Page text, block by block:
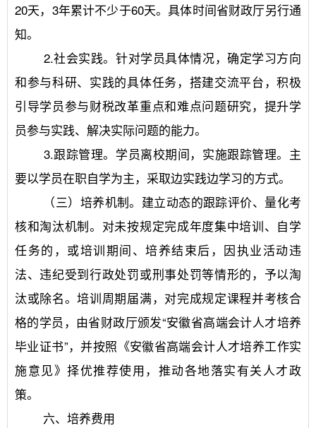
20天，3年累计不少于60天。具体时间省财政厅另行通
知。
和参与科研、实践的具体任务，搭建交流平台，积极
引导学员参与财税改革重点和难点问题研究，提升学
员参与实践、解决实际问题的能力。
要以学员在职自学为主，采取边实践边学习的方式。
核和淘汰机制。对未按规定完成年度集中培训、自学
任务的，或培训期间、培养结束后，因执业活动违
法、违纪受到行政处罚或刑事处罚等情形的，予以淘
汰或除名。培训周期届满，对完成规定课程并考核合
格的学员，由省财政厅颁发“安徽省高端会计人才培养
毕业证书”，并按照《安徽省高端会计人才培养工作实
施意见》择优推荐使用，推动各地落实有关人才政
策。
	六、培养费用